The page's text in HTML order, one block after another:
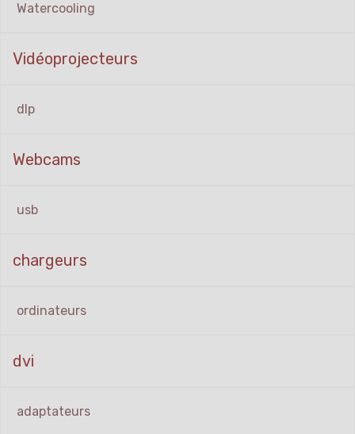
Watercooling
Vidéoprojecteurs
dlp
Webcams
usb
chargeurs
ordinateurs
dvi
adaptateurs